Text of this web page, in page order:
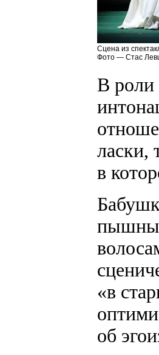
Сцена из
Фото — Стас
В роли
ласки,
в
«в
об